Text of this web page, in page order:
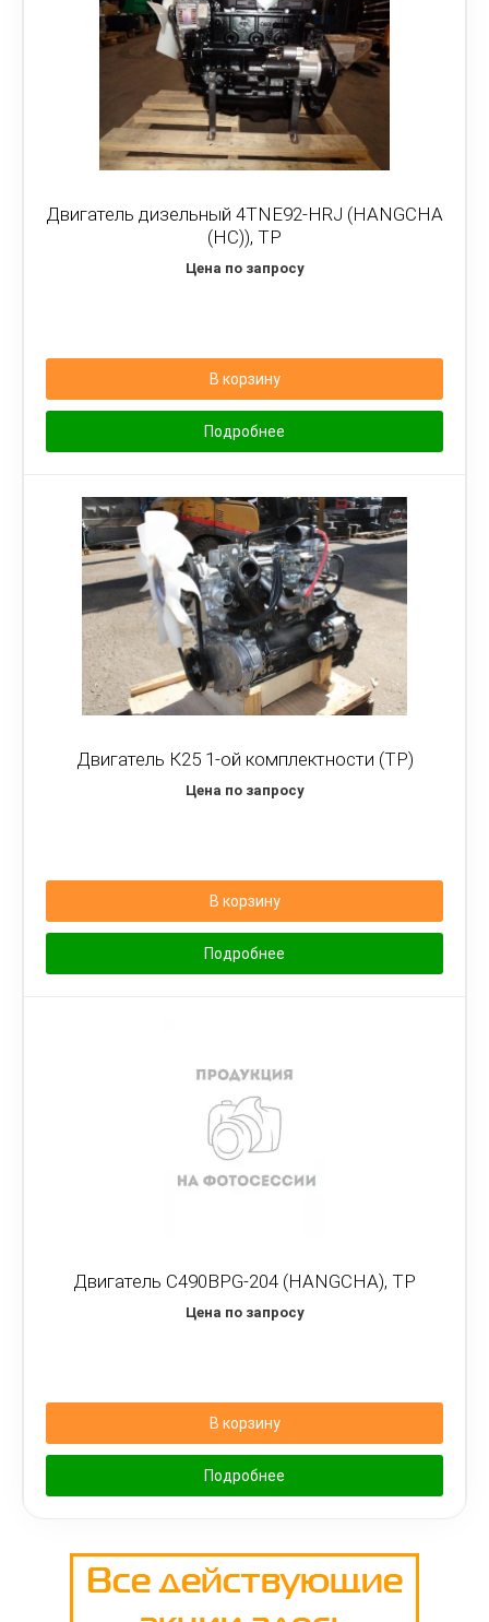
Двигатель дизельный 4TNE92-HRJ (HANGCHA
(HC)), TP
Цена по запросу
В корзину
Подробнее
Двигатель К25 1-ой комплектности (TP)
Цена по запросу
В корзину
Подробнее
Двигатель C490BPG-204 (HANGCHA), TP
Цена по запросу
В корзину
Подробнее